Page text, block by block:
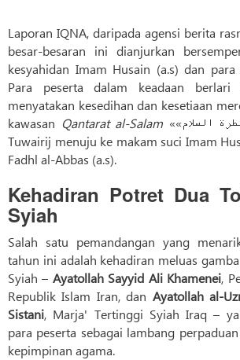
Laporan IQNA, daripada agensi berita
besar-besaran ini dianjurkan
kesyahidan Imam Husain (a.s) dan para
Para peserta dalam keadaan
menyatakan kesedihan dan kesetiaan
kawasan Qantarat al-Salam ««قنطرة السلام»» di kampung
Tuwairij menuju ke makam suci Imam
Fadhl al-Abbas (a.s).
Kehadiran Potret Dua
Syiah
Salah satu pemandangan yang
tahun ini adalah kehadiran meluas
Syiah – Ayatollah Sayyid Ali Khamenei,
Republik Islam Iran, dan Ayatollah al-
Sistani, Marja' Tertinggi Syiah Iraq –
para peserta sebagai lambang
kepimpinan agama.